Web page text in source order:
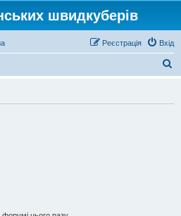
швидкуберів
Вхід
Реєстрація